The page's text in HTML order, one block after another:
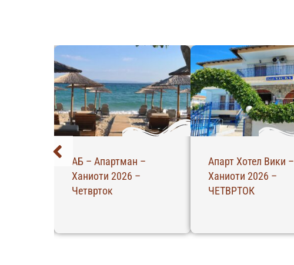
АБ – Апартман –
Ханиоти 2026 –
Четврток
Апарт Хотел Вики –
Ханиоти 2026 –
ЧЕТВРТОК